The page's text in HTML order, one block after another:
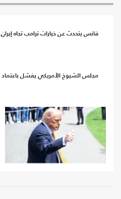
فانس يتحدث عن خيارات ترامب تجاه
مجلس الشيوخ الأمريكي يفشل باعتماد